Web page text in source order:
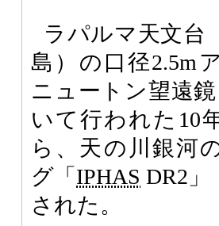
ラパルマ天文台
島）の口径2.5m
ニュートン望遠
いて行われた10
ら、天の川銀河
グ「 IPHAS DR2」
された。